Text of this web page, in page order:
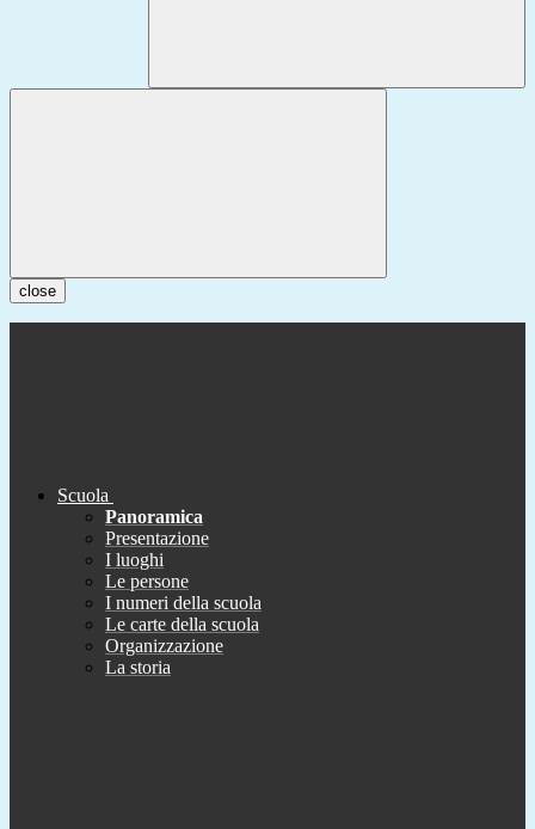
close
Scuola
Panoramica
Presentazione
I luoghi
Le persone
I numeri della scuola
Le carte della scuola
Organizzazione
La storia